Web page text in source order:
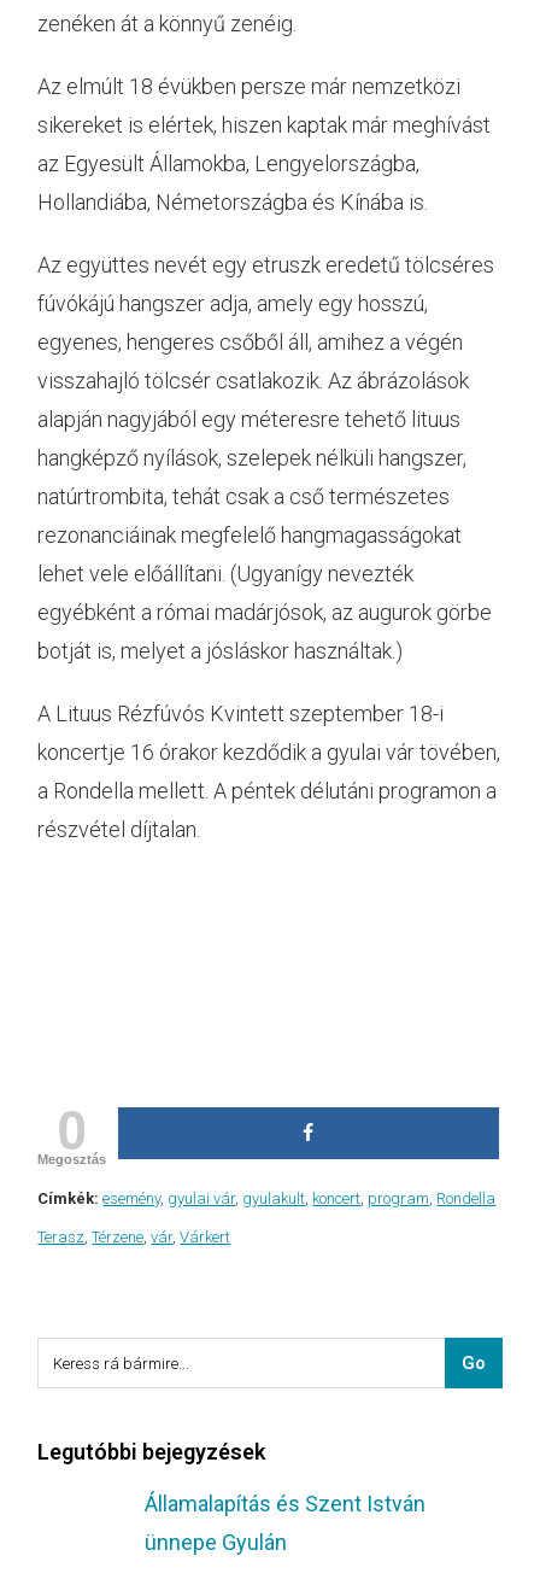
zenéken át a könnyű zenéig.
Az elmúlt 18 évükben persze már nemzetközi
sikereket is elértek, hiszen kaptak már meghívást
az Egyesült Államokba, Lengyelországba,
Hollandiába, Németországba és Kínába is.
Az együttes nevét egy etruszk eredetű tölcséres
fúvókájú hangszer adja, amely egy hosszú,
egyenes, hengeres csőből áll, amihez a végén
visszahajló tölcsér csatlakozik. Az ábrázolások
alapján nagyjából egy méteresre tehető lituus
hangképző nyílások, szelepek nélküli hangszer,
natúrtrombita, tehát csak a cső természetes
rezonanciáinak megfelelő hangmagasságokat
lehet vele előállítani. (Ugyanígy nevezték
egyébként a római madárjósok, az augurok görbe
botját is, melyet a jósláskor használtak.)
A Lituus Rézfúvós Kvintett szeptember 18-i
koncertje 16 órakor kezdődik a gyulai vár tövében,
a Rondella mellett. A péntek délutáni programon a
részvétel díjtalan.
0
Megosztás
Címkék: esemény, gyulai vár, gyulakult, koncert, program, Rondella
Terasz,Térzene,vár,Várkert
Legutóbbi bejegyzések
Államalapítás és Szent István
ünnepe Gyulán